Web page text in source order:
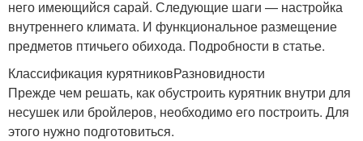
него имеющийся сарай. Следующие шаги — настройка
внутреннего климата. И функциональное размещение
предметов птичьего обихода. Подробности в статье.
Классификация курятниковРазновидности
Прежде чем решать, как обустроить курятник внутри для
несушек или бройлеров, необходимо его построить. Для
этого нужно подготовиться.